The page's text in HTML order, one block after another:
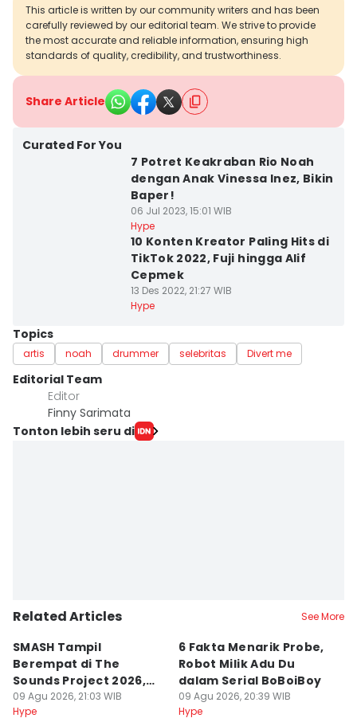
This article is written by our community writers and has been
carefully reviewed by our editorial team. We strive to provide
the most accurate and reliable information, ensuring high
standards of quality, credibility, and trustworthiness.
Share Article
Curated For You
7 Potret Keakraban Rio Noah
dengan Anak Vinessa Inez, Bikin
Baper!
06 Jul 2023, 15:01 WIB
Hype
10 Konten Kreator Paling Hits di
TikTok 2022, Fuji hingga Alif
Cepmek
13 Des 2022, 21:27 WIB
Hype
Topics
artis noah drummer selebritas Divert me
Editorial Team
Editor
Finny Sarimata
Tonton lebih seru di
Related Articles See More
SMASH Tampil
Berempat di The
Sounds Project 2026,
Rafael Sakit DBD-Tipes
09 Agu 2026, 21:03 WIB
Hype
6 Fakta Menarik Probe,
Robot Milik Adu Du
dalam Serial BoBoiBoy
09 Agu 2026, 20:39 WIB
Hype